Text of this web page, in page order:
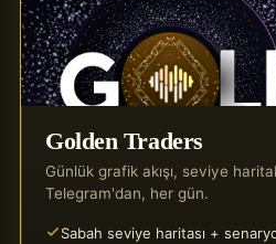
Golden Traders
Günlük grafik akışı, seviye
Telegram'dan, her gün.
Sabah seviye haritası +